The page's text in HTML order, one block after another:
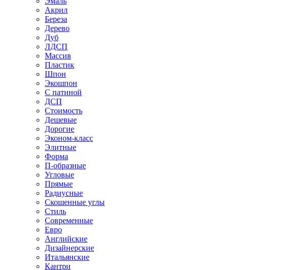
Акрил
Береза
Дерево
Дуб
ЛДСП
Массив
Пластик
Шпон
Экошпон
С патиной
ДСП
Стоимость
Дешевые
Дорогие
Эконом-класс
Элитные
Форма
П-образные
Угловые
Прямые
Радиусные
Скошенные углы
Стиль
Современные
Евро
Английские
Дизайнерские
Итальянские
Кантри